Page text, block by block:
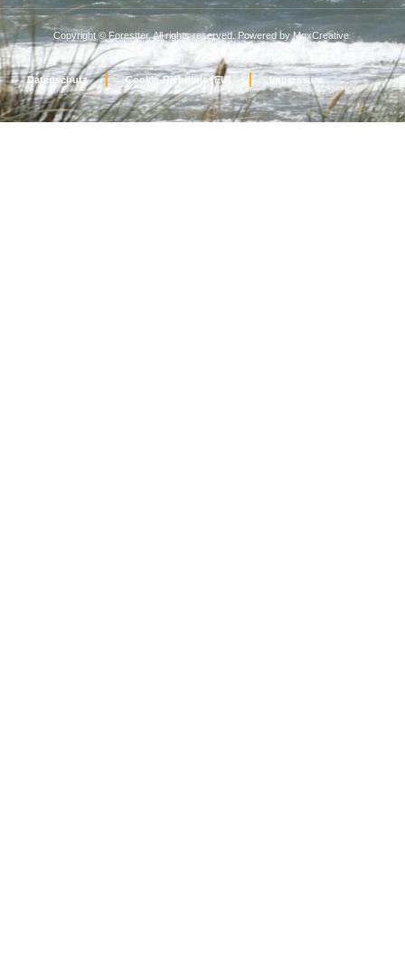
Copyright © Forestter, All rights reserved. Powered by MoxCreative.
Datenschutz Cookie-Richtlinie (EU) Impressum